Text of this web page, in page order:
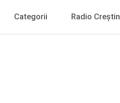
Categorii Radio Creștin